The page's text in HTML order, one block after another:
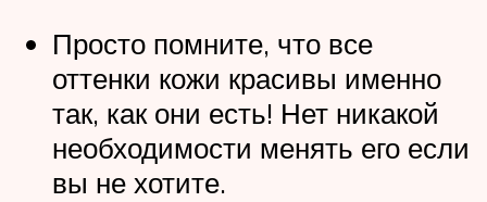
Просто помните, что все
оттенки кожи красивы именно
так, как они есть! Нет никакой
необходимости менять его если
вы не хотите.